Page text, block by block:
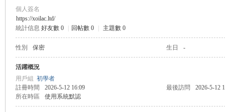
個人簽名
https://xoilac.ltd/
統計信息 好友數 0 回帖數 0 主題數 0
性別 保密 生日 -
活躍概況
用戶組 初學者
註冊時間
2026-5-12 16:09 最後訪問
2026-5-12
所在時區
使用系統默認